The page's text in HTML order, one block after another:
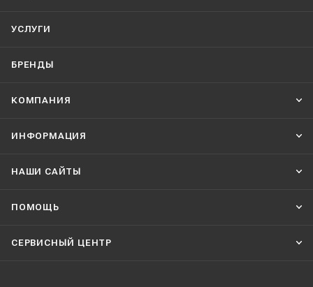
УСЛУГИ
БРЕНДЫ
КОМПАНИЯ
ИНФОРМАЦИЯ
НАШИ CАЙТЫ
ПОМОЩЬ
СЕРВИСНЫЙ ЦЕНТР